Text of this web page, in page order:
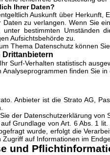
Ihrer Daten?
Auskunft über
zu verlangen. Wenn Sie
bestimmten Umständen
Aufsichtsbehörde zu.
Thema Datenschutz können
Surf-Verhalten statistisch
finden Sie
Anbieter ist die Strato AG,
der Datenschutzerklärung von
Grundlage von Art. 6 Abs. 1
wurde, erfolgt die
auf Informationen im
und